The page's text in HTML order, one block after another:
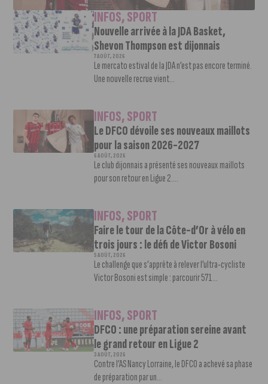
INFOS,SPORT
Nouvelle arrivée à la JDA Basket,
Shevon Thompson est dijonnais
7 AOÛT, 2026
Le mercato estival de la JDA n’est pas encore terminé.
Une nouvelle recrue vient...
INFOS,SPORT
Le DFCO dévoile ses nouveaux maillots
pour la saison 2026-2027
6 AOÛT, 2026
Le club dijonnais a présenté ses nouveaux maillots
pour son retour en Ligue 2....
INFOS,SPORT
Faire le tour de la Côte-d’Or à vélo en
trois jours : le défi de Victor Bosoni
5 AOÛT, 2026
Le challenge que s’apprête à relever l’ultra-cycliste
Victor Bosoni est simple : parcourir 571...
INFOS,SPORT
DFCO : une préparation sereine avant
le grand retour en Ligue 2
3 AOÛT, 2026
Contre l’AS Nancy Lorraine, le DFCO a achevé sa phase
de préparation par un...